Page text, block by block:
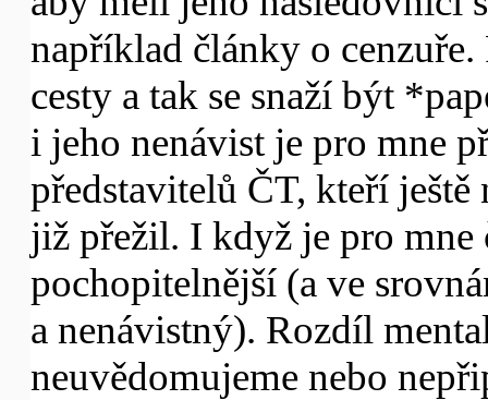
například články o cenzuře.
cesty a tak se snaží být
i jeho nenávist je pro mne
představitelů ČT, kteří
již přežil. I když je pro
pochopitelnější (a ve
a nenávistný). Rozdíl
neuvědomujeme nebo